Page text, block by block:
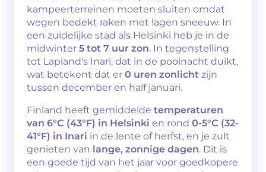
kampeerterreinen moeten sluiten omdat
wegen bedekt raken met lagen sneeuw. In
een zuidelijke stad als Helsinki heb je in de
midwinter 5 tot 7 uur zon. In tegenstelling
tot Lapland's Inari, dat in de poolnacht duikt,
wat betekent dat er 0 uren zonlicht zijn
tussen december en half januari.
Finland heeft gemiddelde temperaturen
van 6°C (43°F) in Helsinki en rond 0-5°C (32-
41°F) in Inari in de lente of herfst, en je zult
genieten van lange, zonnige dagen. Dit is
een goede tijd van het jaar voor goedkopere